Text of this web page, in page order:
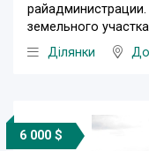
земельного
Ділянки
6 000 $